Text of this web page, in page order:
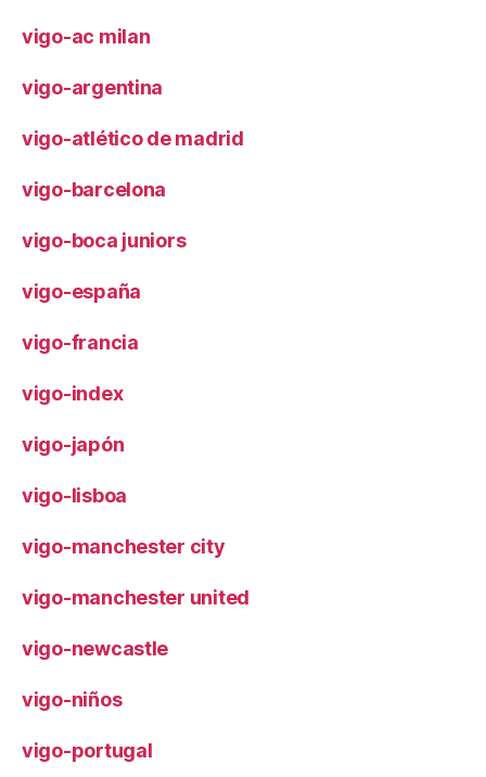
vigo-ac milan
vigo-argentina
vigo-atlético de madrid
vigo-barcelona
vigo-boca juniors
vigo-españa
vigo-francia
vigo-index
vigo-japón
vigo-lisboa
vigo-manchester city
vigo-manchester united
vigo-newcastle
vigo-niños
vigo-portugal